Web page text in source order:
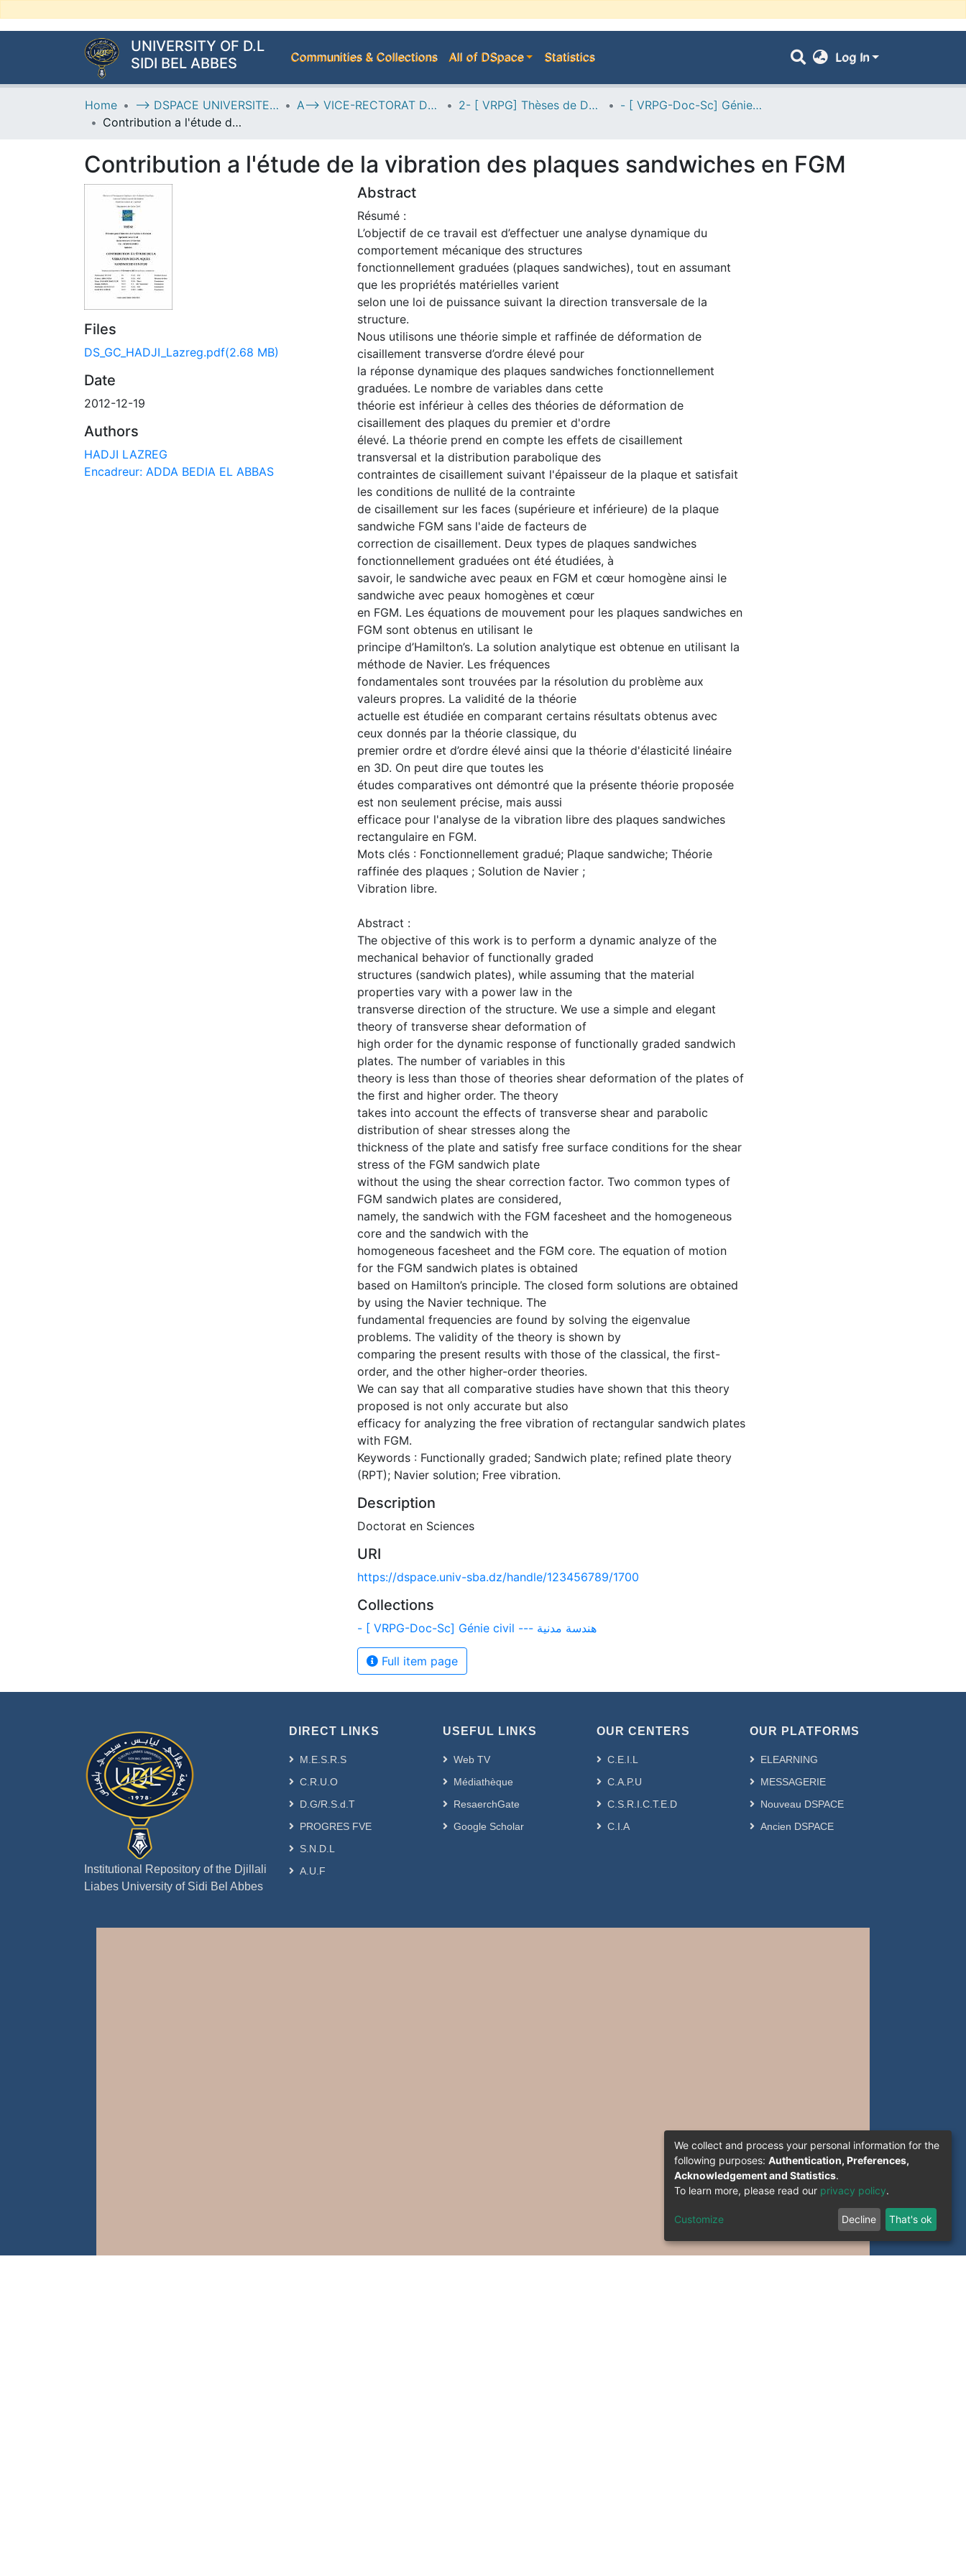
UNIVERSITY OF D.L
SIDI BEL ABBES
Communities & Collections All of DSpace Statistics Log In
Home --> DSPACE UNIVERSITE DJILALLI LIABES DE SIDI BEL ABBES A--> VICE-RECTORAT DE LA POST-GRADUATION 2- [ VRPG] Thèses de Doctorat en Sciences
- [ VRPG-Doc-Sc] Génie civil --- هندسة مدنية
Contribution a l'étude de la vibration des plaques sandwiches en FGM
Contribution a l'étude de la vibration des plaques sandwiches en FGM
Files
DS_GC_HADJI_Lazreg.pdf(2.68 MB)
Date
2012-12-19
Authors
HADJI LAZREG
Encadreur: ADDA BEDIA EL ABBAS
Abstract
Résumé :
L’objectif de ce travail est d’effectuer une analyse dynamique du
comportement mécanique des structures
fonctionnellement graduées (plaques sandwiches), tout en assumant
que les propriétés matérielles varient
selon une loi de puissance suivant la direction transversale de la
structure.
Nous utilisons une théorie simple et raffinée de déformation de
cisaillement transverse d’ordre élevé pour
la réponse dynamique des plaques sandwiches fonctionnellement
graduées. Le nombre de variables dans cette
théorie est inférieur à celles des théories de déformation de
cisaillement des plaques du premier et d'ordre
élevé. La théorie prend en compte les effets de cisaillement
transversal et la distribution parabolique des
contraintes de cisaillement suivant l'épaisseur de la plaque et satisfait
les conditions de nullité de la contrainte
de cisaillement sur les faces (supérieure et inférieure) de la plaque
sandwiche FGM sans l'aide de facteurs de
correction de cisaillement. Deux types de plaques sandwiches
fonctionnellement graduées ont été étudiées, à
savoir, le sandwiche avec peaux en FGM et cœur homogène ainsi le
sandwiche avec peaux homogènes et cœur
en FGM. Les équations de mouvement pour les plaques sandwiches en
FGM sont obtenus en utilisant le
principe d’Hamilton’s. La solution analytique est obtenue en utilisant la
méthode de Navier. Les fréquences
fondamentales sont trouvées par la résolution du problème aux
valeurs propres. La validité de la théorie
actuelle est étudiée en comparant certains résultats obtenus avec
ceux donnés par la théorie classique, du
premier ordre et d’ordre élevé ainsi que la théorie d'élasticité linéaire
en 3D. On peut dire que toutes les
études comparatives ont démontré que la présente théorie proposée
est non seulement précise, mais aussi
efficace pour l'analyse de la vibration libre des plaques sandwiches
rectangulaire en FGM.
Mots clés : Fonctionnellement gradué; Plaque sandwiche; Théorie
raffinée des plaques ; Solution de Navier ;
Vibration libre.
Abstract :
The objective of this work is to perform a dynamic analyze of the
mechanical behavior of functionally graded
structures (sandwich plates), while assuming that the material
properties vary with a power law in the
transverse direction of the structure. We use a simple and elegant
theory of transverse shear deformation of
high order for the dynamic response of functionally graded sandwich
plates. The number of variables in this
theory is less than those of theories shear deformation of the plates of
the first and higher order. The theory
takes into account the effects of transverse shear and parabolic
distribution of shear stresses along the
thickness of the plate and satisfy free surface conditions for the shear
stress of the FGM sandwich plate
without the using the shear correction factor. Two common types of
FGM sandwich plates are considered,
namely, the sandwich with the FGM facesheet and the homogeneous
core and the sandwich with the
homogeneous facesheet and the FGM core. The equation of motion
for the FGM sandwich plates is obtained
based on Hamilton’s principle. The closed form solutions are obtained
by using the Navier technique. The
fundamental frequencies are found by solving the eigenvalue
problems. The validity of the theory is shown by
comparing the present results with those of the classical, the first-
order, and the other higher-order theories.
We can say that all comparative studies have shown that this theory
proposed is not only accurate but also
efficacy for analyzing the free vibration of rectangular sandwich plates
with FGM.
Keywords : Functionally graded; Sandwich plate; refined plate theory
(RPT); Navier solution; Free vibration.
Description
Doctorat en Sciences
URI
https://dspace.univ-sba.dz/handle/123456789/1700
Collections
- [ VRPG-Doc-Sc] Génie civil --- هندسة مدنية
Full item page
Institutional Repository of the Djillali
Liabes University of Sidi Bel Abbes
DIRECT LINKS
M.E.S.R.S
C.R.U.O
D.G/R.S.d.T
PROGRES FVE
S.N.D.L
A.U.F
USEFUL LINKS
Web TV
Médiathèque
ResaerchGate
Google Scholar
OUR CENTERS
C.E.I.L
C.A.P.U
C.S.R.I.C.T.E.D
C.I.A
OUR PLATFORMS
ELEARNING
MESSAGERIE
Nouveau DSPACE
Ancien DSPACE
We collect and process your personal information for the
following purposes: Authentication, Preferences,
Acknowledgement and Statistics.
To learn more, please read our privacy policy.
Customize Decline That's ok